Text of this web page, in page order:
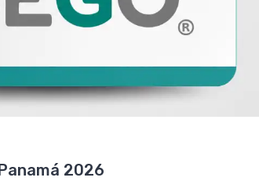
2026